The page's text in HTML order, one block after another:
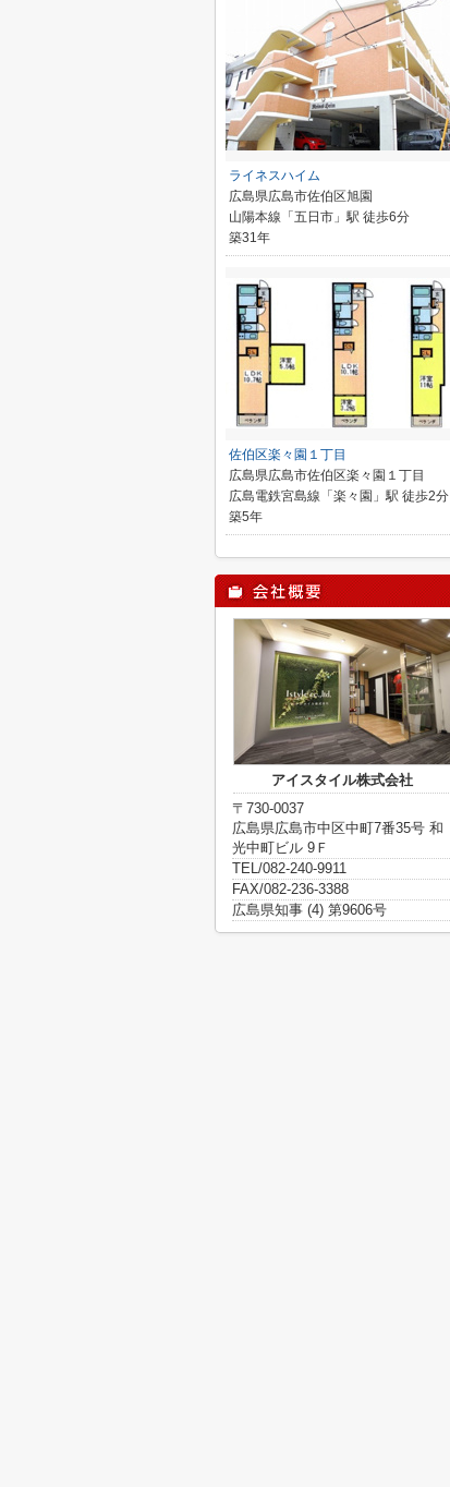
ライネスハイム
広島県広島市佐伯区旭園
山陽本線「五日市」駅 徒歩6分
築31年
佐伯区楽々園１丁目
広島県広島市佐伯区楽々園１丁目
広島電鉄宮島線「楽々園」駅 徒歩2分
築5年
アイスタイル株式会社
〒730-0037
広島県広島市中区中町7番35号 和
光中町ビル 9Ｆ
TEL/082-240-9911
FAX/082-236-3388
広島県知事 (4) 第9606号